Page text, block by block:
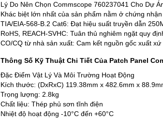
Lý Do Nên Chọn Commscope 760237041 Cho Dự
Khác biệt lớn nhất của sản phẩm nằm ở chứng
TIA/EIA-568-B.2 Cat6: Đạt hiệu suất truyền dẫn
RoHS, REACH-SVHC: Tuân thủ nghiêm ngặt quy
CO/CQ từ nhà sản xuất: Cam kết nguồn gốc xuất
Thông Số Kỹ Thuật Chi Tiết Của Patch Panel
Đặc Điểm Vật Lý Và Môi Trường Hoạt Động
Kích thước: (DxRxC) 119.38mm x 482.6mm x
Trọng lượng: 2.8kg
Chất liệu: Thép phủ sơn tĩnh điện
Nhiệt độ hoạt động -10°C đến +60°C